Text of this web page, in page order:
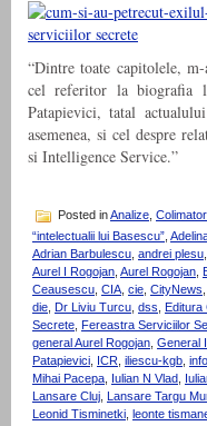
“Dintre toate capitolele,
cel referitor la biografia
Patapievici, tatal
asemenea, si cel despre
si Intelligence Service.”
Posted inAnalize
“intelectualii lui Basescu”,
Adrian Barbulescu, andrei plesu,
Aurel I Rogojan, Aurel Rogojan,
Ceausescu, CIA, cie, CityNews,
die, Dr Liviu Turcu, dss, Editura
Secrete, Fereastra Serviciilor
general Aurel Rogojan, General
Patapievici, ICR, iliescu-kgb,
Mihai Pacepa, Iulian N Vlad,
Lansare Cluj, Lansare Targu
Leonid Tisminetki, leonte